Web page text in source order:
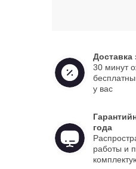
Доставка
30 минут
у вас
года
работы и